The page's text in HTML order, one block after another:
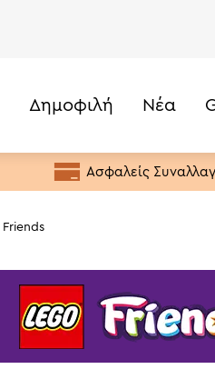
Κάτω
20€ -50€
200€+
Δημοφιλή Νέα
Ασφαλείς
Friends